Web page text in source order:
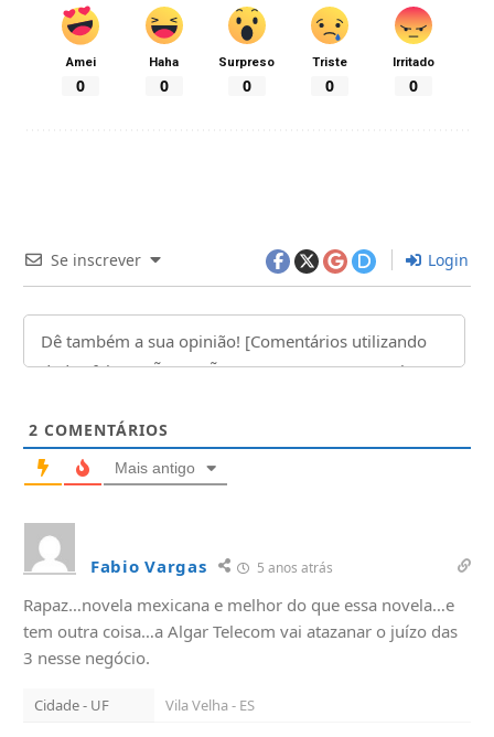
Amei
0
Haha
0
Surpreso
0
Triste
0
Irritado
0
Se inscrever Login
2 COMENTÁRIOS
Mais antigo
Fabio Vargas 5 anos atrás
Rapaz…novela mexicana e melhor do que essa novela…e
tem outra coisa…a Algar Telecom vai atazanar o juízo das
3 nesse negócio.
Cidade - UF Vila Velha - ES